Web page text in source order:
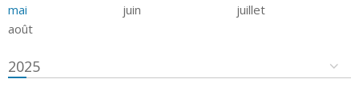
mai
juin
juillet
août
2025